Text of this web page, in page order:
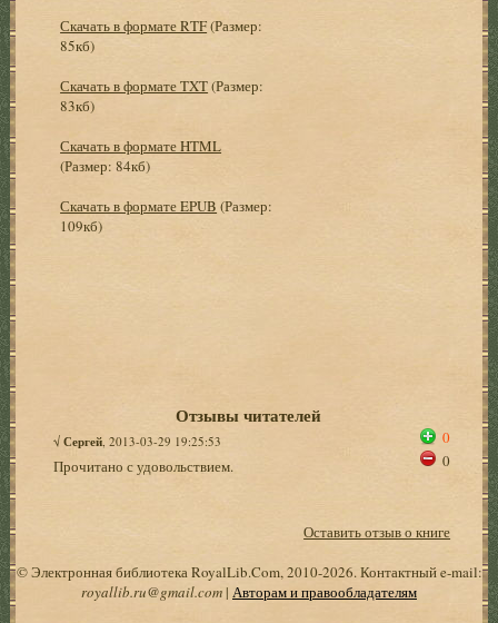
Скачать в формате RTF(Размер:
85кб)
Скачать в формате TXT(Размер:
83кб)
Скачать в формате HTML
(Размер: 84кб)
Скачать в формате EPUB (Размер:
109кб)
Отзывы читателей
√Сергей , 2013-03-29 19:25:53
Прочитано с удовольствием.
0
0
Оставить отзыв о книге
© Электронная библиотека RoyalLib.Com, 2010-2026. Контактный e-mail:
royallib.ru@gmail.com| Авторам и правообладателям